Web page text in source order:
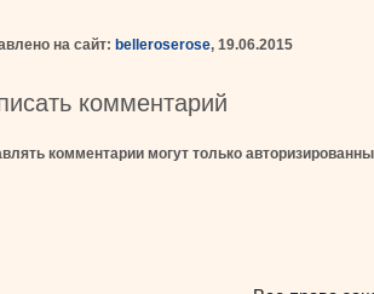
на сайт: belleroserose, 19.06.2015
комментарий
комментарии могут только